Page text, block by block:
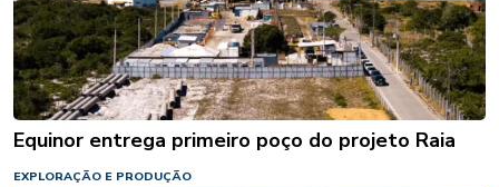
Equinor entrega primeiro poço do projeto Raia
EXPLORAÇÃO E PRODUÇÃO